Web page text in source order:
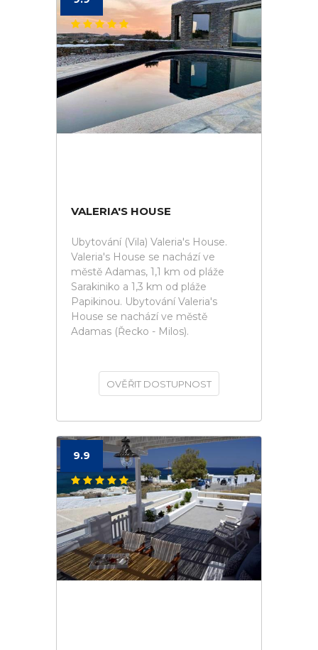
VALERIA'S HOUSE
Ubytování (Vila) Valeria's House.
Valeria's House se nachází ve
městě Adamas, 1,1 km od pláže
Sarakiniko a 1,3 km od pláže
Papikinou. Ubytování Valeria's
House se nachází ve městě
Adamas (Řecko - Milos).
OVĚŘIT DOSTUPNOST
9.9